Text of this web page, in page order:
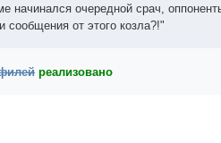
начинался очередной срач,
сообщения от этого козла?!"
реализовано